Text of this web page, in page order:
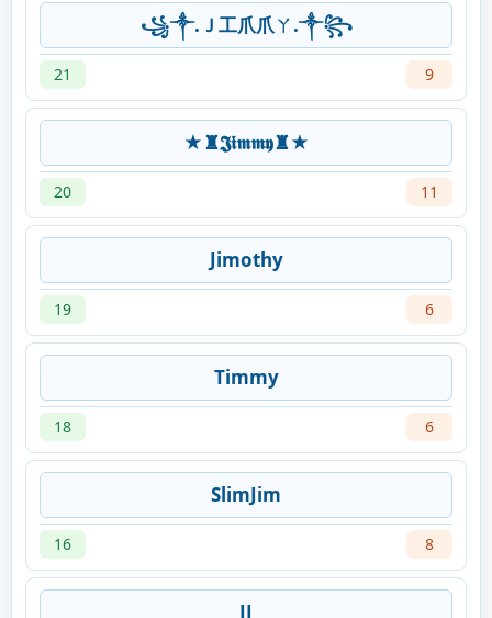
꧁༒.Ｊ工爪爪ㄚ.༒꧂
21 9
★♜𝕵𝖎𝖒𝖒𝖞♜★
20 11
Jimothy
19 6
Timmy
18 6
SlimJim
16 8
JJ